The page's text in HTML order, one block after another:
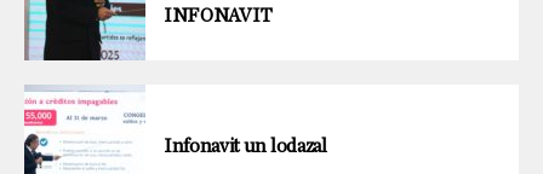
INFONAVIT
Infonavit un lodazal